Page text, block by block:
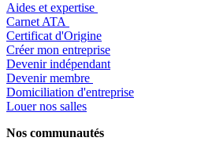
Aides et expertise
​Carnet ATA
Certificat d'Origine
Créer mon entreprise
Devenir indépendant
Devenir membre
​Domiciliation d'entreprise
Louer nos salles
Nos communautés